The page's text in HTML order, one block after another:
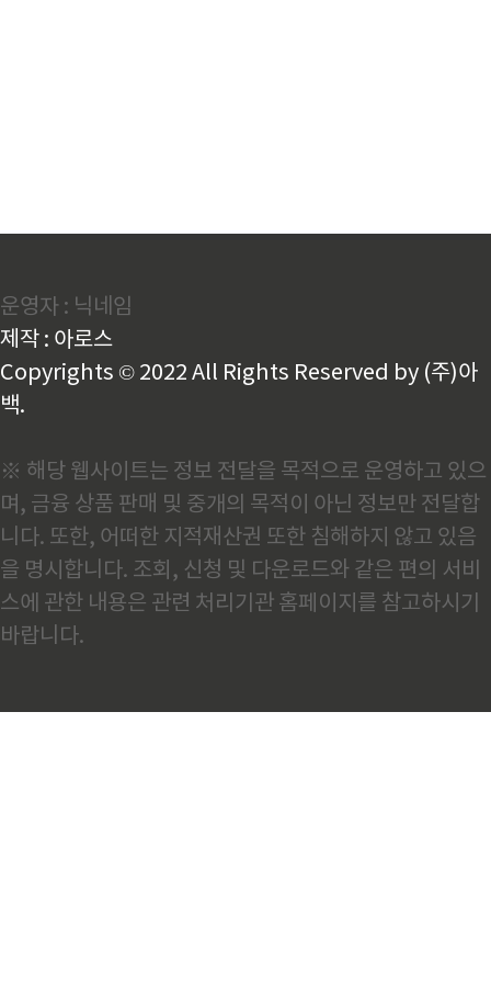
운영자 : 닉네임
제작 : 아로스
Copyrights © 2022 All Rights Reserved by (주)아
백.
※ 해당 웹사이트는 정보 전달을 목적으로 운영하고 있으
며, 금융 상품 판매 및 중개의 목적이 아닌 정보만 전달합
니다. 또한, 어떠한 지적재산권 또한 침해하지 않고 있음
을 명시합니다. 조회, 신청 및 다운로드와 같은 편의 서비
스에 관한 내용은 관련 처리기관 홈페이지를 참고하시기
바랍니다.